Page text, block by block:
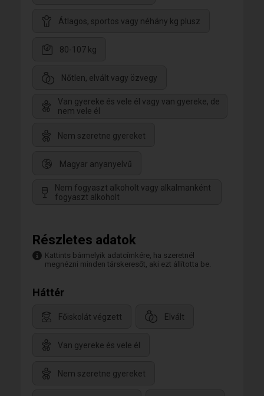
Átlagos, sportos vagy néhány kg plusz
80-107 kg
Nőtlen, elvált vagy özvegy
Van gyereke és vele él vagy van gyereke, de
nem vele él
Nem szeretne gyereket
Magyar anyanyelvű
Nem fogyaszt alkoholt vagy alkalmanként
fogyaszt alkoholt
Részletes adatok
Kattints bármelyik adatcímkére, ha szeretnél
megnézni minden társkeresőt, aki ezt állította be.
Háttér
Főiskolát végzett Elvált
Van gyereke és vele él
Nem szeretne gyereket